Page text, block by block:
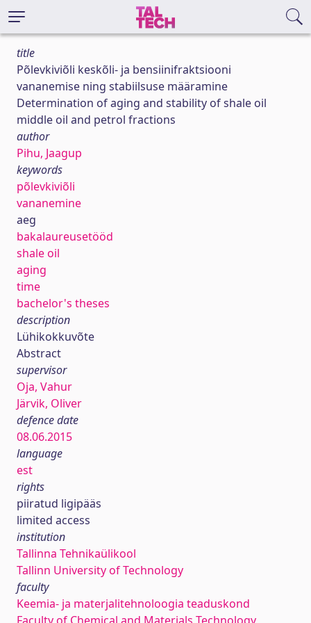
title
Põlevkiviõli keskõli- ja bensiinifraktsiooni
vananemise ning stabiilsuse määramine
Determination of aging and stability of shale oil
middle oil and petrol fractions
author
Pihu, Jaagup
keywords
põlevkiviõli
vananemine
aeg
bakalaureusetööd
shale oil
aging
time
bachelor's theses
description
Lühikokkuvõte
Abstract
supervisor
Oja, Vahur
Järvik, Oliver
defence date
08.06.2015
language
est
rights
piiratud ligipääs
limited access
institution
Tallinna Tehnikaülikool
Tallinn University of Technology
faculty
Keemia- ja materjalitehnoloogia teaduskond